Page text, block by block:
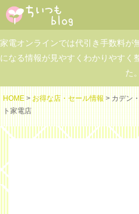
家電オンラインでは代引き手数料が
になる情報が見やすくわかりやすく
た。
HOME > お得な店・セール情報 > カデン
ト家電店